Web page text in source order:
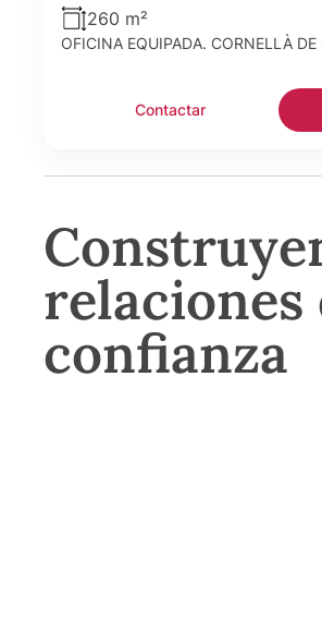
260 m²
OFICINA EQUIPADA. CORNELLÀ DE
Contactar
relaciones
confianza